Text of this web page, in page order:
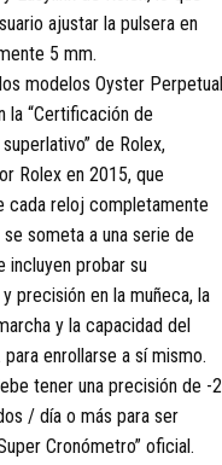
ajustar la pulsera en
5 mm.
modelos Oyster Perpetual
la “Certificación de
de Rolex,
Rolex en 2015, que
cada reloj completamente
someta a una serie de
incluyen probar su
precisión en la muñeca, la
y la capacidad del
enrollarse a sí mismo.
tener una precisión de -2
/ día o más para ser
Cronómetro” oficial.